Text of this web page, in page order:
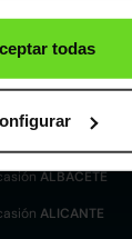
todas
mano y
mano y
ALBACETE
ALICANTE